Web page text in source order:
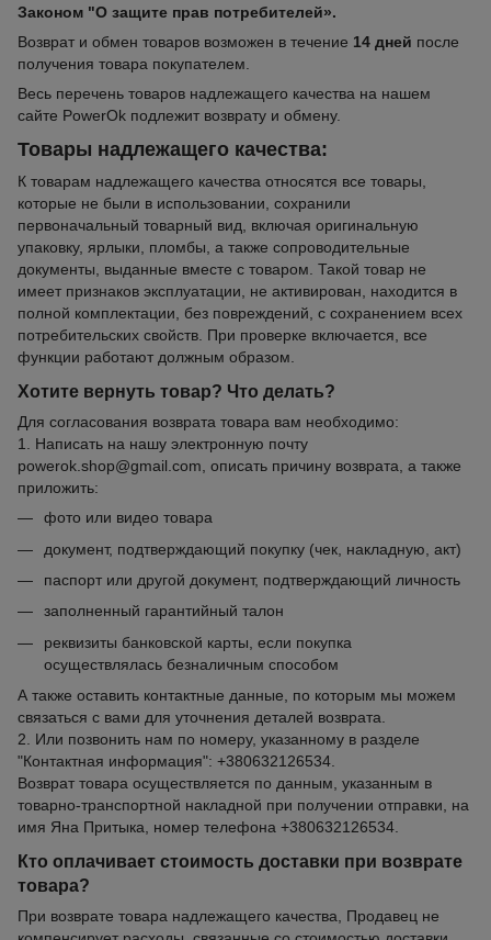
Законом "О защите прав потребителей».
Возврат и обмен товаров возможен в течение 14 дней после
получения товара покупателем.
Весь перечень товаров надлежащего качества на нашем
сайте PowerOk подлежит возврату и обмену.
Товары надлежащего качества:
К товарам надлежащего качества относятся все товары,
которые не были в использовании, сохранили
первоначальный товарный вид, включая оригинальную
упаковку, ярлыки, пломбы, а также сопроводительные
документы, выданные вместе с товаром. Такой товар не
имеет признаков эксплуатации, не активирован, находится в
полной комплектации, без повреждений, с сохранением всех
потребительских свойств. При проверке включается, все
функции работают должным образом.
Хотите вернуть товар? Что делать?
Для согласования возврата товара вам необходимо:
1. Написать на нашу электронную почту
powerok.shop@gmail.com, описать причину возврата, а также
приложить:
фото или видео товара
документ, подтверждающий покупку (чек, накладную, акт)
паспорт или другой документ, подтверждающий личность
заполненный гарантийный талон
реквизиты банковской карты, если покупка
осуществлялась безналичным способом
А также оставить контактные данные, по которым мы можем
связаться с вами для уточнения деталей возврата.
2. Или позвонить нам по номеру, указанному в разделе
"Контактная информация": +380632126534.
Возврат товара осуществляется по данным, указанным в
товарно-транспортной накладной при получении отправки, на
имя Яна Притыка, номер телефона +380632126534.
Кто оплачивает стоимость доставки при возврате
товара?
При возврате товара надлежащего качества, Продавец не